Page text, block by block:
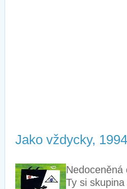
Jako vždycky, 1994
Ty si